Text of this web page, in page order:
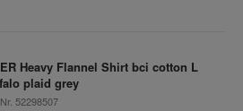
Heavy Flannel Shirt bci cotton L
plaid grey
52298507